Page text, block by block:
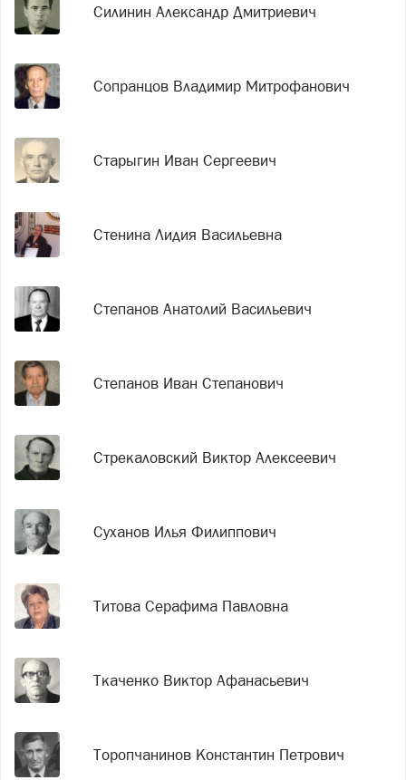
Силинин Александр Дмитриевич
Сопранцов Владимир Митрофанович
Старыгин Иван Сергеевич
Стенина Лидия Васильевна
Степанов Анатолий Васильевич
Степанов Иван Степанович
Стрекаловский Виктор Алексеевич
Суханов Илья Филиппович
Титова Серафима Павловна
Ткаченко Виктор Афанасьевич
Торопчанинов Константин Петрович